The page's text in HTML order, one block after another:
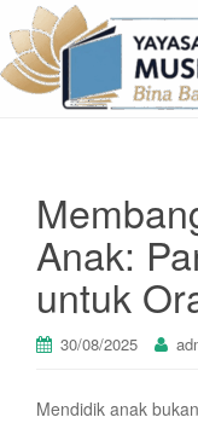
Anak:
untuk
30/08/2025
Mendidik anak